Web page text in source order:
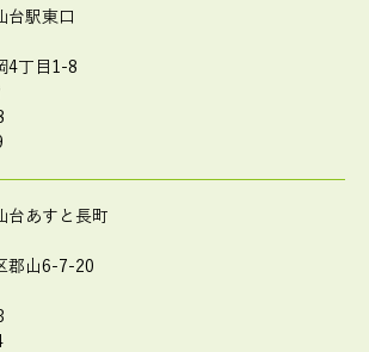
台駅東口
4丁目1-8
台あすと長町
郡山6-7-20